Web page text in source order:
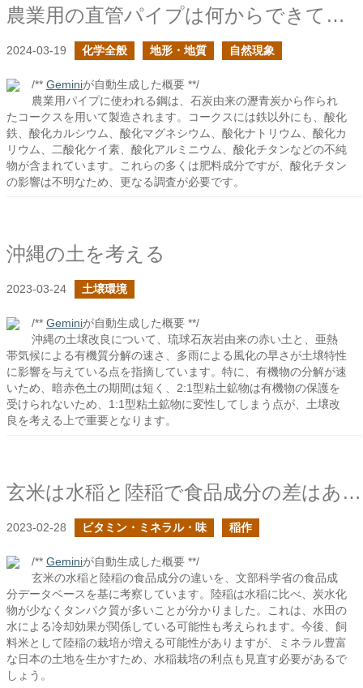
農業用の直管パイプは何からできている？３
2024-03-19 化学全般 地形・地質 自然現象
/** Geminiが自動生成した概要 **/
農業用パイプに使われる鋼は、石炭由来の瀝青炭から作られ
たコークスを用いて製造されます。コークスには鉄以外にも、酸化
鉄、酸化カルシウム、酸化マグネシウム、酸化ナトリウム、酸化カ
リウム、二酸化ケイ素、酸化アルミニウム、酸化チタンなどの不純
物が含まれています。これらの多くは肥料成分ですが、酸化チタン
の影響は不明なため、更なる調査が必要です。
沖縄の土を考える
2023-03-24 土壌環境
/** Geminiが自動生成した概要 **/
沖縄の土壌改良について、琉球石灰岩由来の赤い土と、亜熱
帯気候による有機質分解の速さ、多雨による風化の早さが土壌特性
に影響を与えている点を指摘しています。特に、有機物の分解が速
いため、暗赤色土の期間は短く、2:1型粘土鉱物は有機物の保護を
受けられないため、1:1型粘土鉱物に変性してしまう点が、土壌改
良を考える上で重要となります。
玄米は水稲と陸稲で食品成分の差はあるのか？
2023-02-28 ビタミン・ミネラル・味 稲作
/** Geminiが自動生成した概要 **/
玄米の水稲と陸稲の食品成分の違いを、文部科学省の食品成
分データベースを基に考察しています。陸稲は水稲に比べ、炭水化
物が少なくタンパク質が多いことが分かりました。これは、水田の
水による冷却効果が関係している可能性も考えられます。今後、飼
料米として陸稲の栽培が増える可能性がありますが、ミネラル豊富
な日本の土地を生かすため、水稲栽培の利点も見直す必要があるで
しょう。